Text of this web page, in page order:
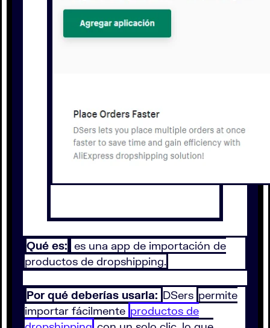
Qué es: es una app de importación de
productos de dropshipping.
Por qué deberías usarla: DSers permite
importar fácilmente productos de